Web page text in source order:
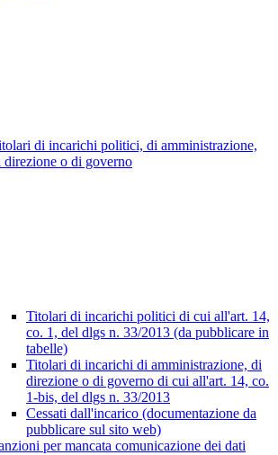
di incarichi politici, di amministrazione,
direzione o di governo
Titolari di incarichi politici di cui all'art. 14,
co. 1, del dlgs n. 33/2013 (da pubblicare in
tabelle)
Titolari di incarichi di amministrazione, di
direzione o di governo di cui all'art. 14, co.
1-bis, del dlgs n. 33/2013
Cessati dall'incarico (documentazione da
pubblicare sul sito web)
per mancata comunicazione dei dati